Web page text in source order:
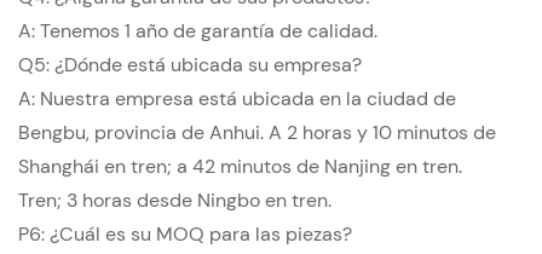
A: Tenemos 1 año de garantía de calidad.
Q5: ¿Dónde está ubicada su empresa?
A: Nuestra empresa está ubicada en la ciudad de
Bengbu, provincia de Anhui. A 2 horas y 10 minutos de
Shanghái en tren; a 42 minutos de Nanjing en tren.
Tren; 3 horas desde Ningbo en tren.
P6: ¿Cuál es su MOQ para las piezas?